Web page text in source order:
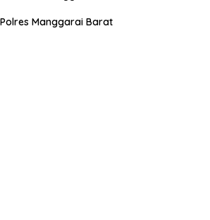
Polres Manggarai Barat